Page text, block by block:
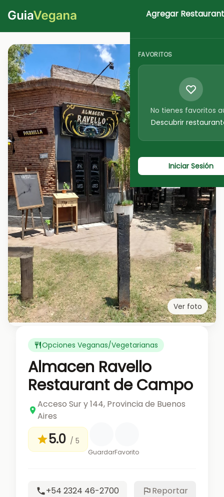
Iniciar Sesion
Agregar
FAVORITOS
No tienes favoritos
Descubrir
Iniciar Sesión
Ver foto
Opciones Veganas/Vegetarianas
Almacen Ravello
Restaurant de Campo
Acceso Sur y 144, Provincia de Buenos
Aires
5.0 / 5
GuardarFavorito
+54 2324 46-2700 Reportar